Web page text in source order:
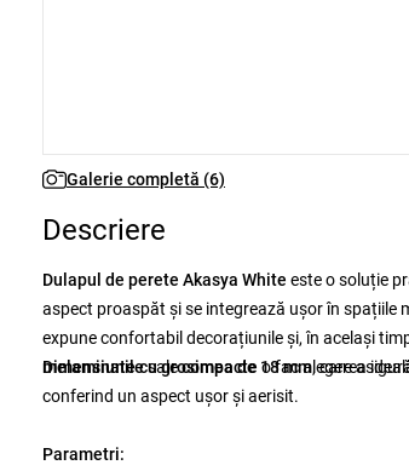
Galerie completă (6)
Descriere
Dulapul de perete Akasya White este o soluție
aspect proaspăt și se integrează ușor în spațiile
expune confortabil decorațiunile și, în același
melaminate cu grosimea de 18 mm, care
Dimensiunilesalecompacte o fac alegerea
conferind un aspect ușor și aerisit.
Parametri: